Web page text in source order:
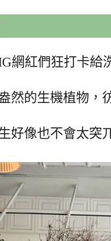
網紅們狂打卡給
然的生機植物，
好像也不會太突